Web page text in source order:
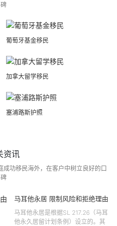
碑
葡萄牙基金移民
加拿大留学移民
塞浦路斯护照
资讯
功移民海外，在客户中树立良好的口
碑
马耳他永居 限制风险和拒绝理由
马耳他永居是根据SL 217.26（马耳
他永久居留计划条例）设立的。其